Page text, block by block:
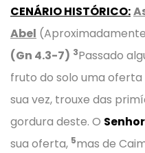
CENÁRIO HISTÓRICO:
Abel (Aproximadamente
(Gn 4.3-7) 3Passado
fruto do solo uma oferta
sua vez, trouxe das
gordura deste. O Senhor
sua oferta, 5mas de